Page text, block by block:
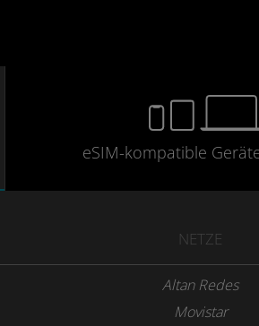
eSIM-kompatible
NETZE
Altan Redes
Movistar